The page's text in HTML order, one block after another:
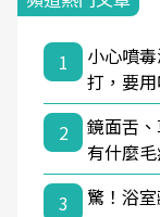
1
小心噴
打，要
2
鏡面舌
有什麼毛
3
驚！浴